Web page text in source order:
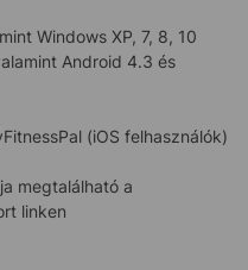
Windows XP, 7, 8, 10
Android 4.3 és
(iOS felhasználók)
megtalálható a
linken